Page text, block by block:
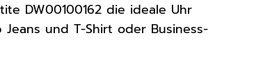
DW00100162 die ideale Uhr
und T-Shirt oder Business-